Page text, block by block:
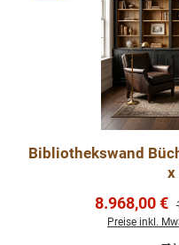
Bibliothekswand
x
8.968,00 €
Preise inkl.